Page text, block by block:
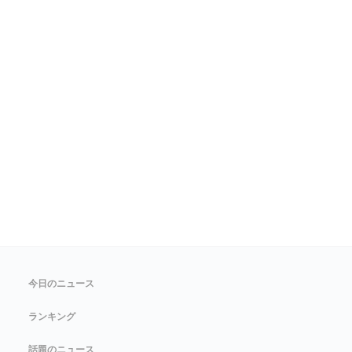
今日のニュース
ランキング
話題のニュース